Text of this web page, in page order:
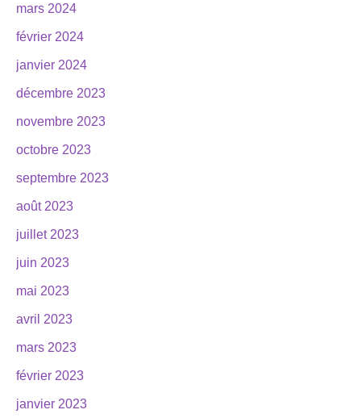
mars 2024
février 2024
janvier 2024
décembre 2023
novembre 2023
octobre 2023
septembre 2023
août 2023
juillet 2023
juin 2023
mai 2023
avril 2023
mars 2023
février 2023
janvier 2023